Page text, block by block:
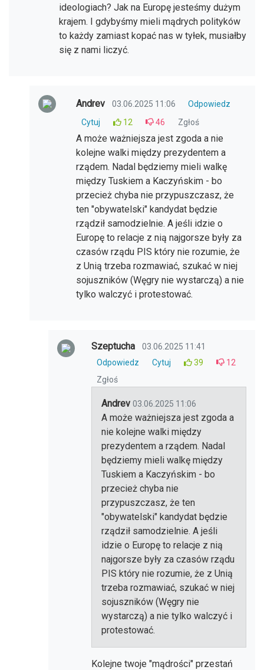
ideologiach? Jak na Europę jesteśmy dużym
krajem. I gdybyśmy mieli mądrych polityków
to każdy zamiast kopać nas w tyłek, musiałby
się z nami liczyć.
Andrev 03.06.2025 11:06
Odpowiedz
Cytuj
12 46 Zgłoś
A może ważniejsza jest zgoda a nie
kolejne walki między prezydentem a
rządem. Nadal będziemy mieli walkę
między Tuskiem a Kaczyńskim - bo
przecież chyba nie przypuszczasz, że
ten "obywatelski" kandydat będzie
rządził samodzielnie. A jeśli idzie o
Europę to relacje z nią najgorsze były za
czasów rządu PIS który nie rozumie, że
z Unią trzeba rozmawiać, szukać w niej
sojuszników (Węgry nie wystarczą) a nie
tylko walczyć i protestować.
Szeptucha
03.06.2025 11:41
Odpowiedz
Cytuj 39
12
Zgłoś
Andrev 03.06.2025 11:06
A może ważniejsza jest zgoda a
nie kolejne walki między
prezydentem a rządem. Nadal
będziemy mieli walkę między
Tuskiem a Kaczyńskim - bo
przecież chyba nie
przypuszczasz, że ten
"obywatelski" kandydat będzie
rządził samodzielnie. A jeśli
idzie o Europę to relacje z nią
najgorsze były za czasów rządu
PIS który nie rozumie, że z Unią
trzeba rozmawiać, szukać w niej
sojuszników (Węgry nie
wystarczą) a nie tylko walczyć i
protestować.
Kolejne twoje "mądrości" przestań